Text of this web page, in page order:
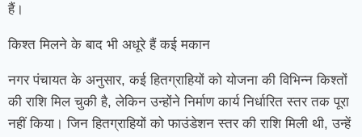
हैं।
किश्त मिलने के बाद भी अधूरे हैं कई मकान
नगर पंचायत के अनुसार, कई हितग्राहियों को योजना की विभिन्न किश्तों
की राशि मिल चुकी है, लेकिन उन्होंने निर्माण कार्य निर्धारित स्तर तक पूरा
नहीं किया। जिन हितग्राहियों को फाउंडेशन स्तर की राशि मिली थी, उन्हें